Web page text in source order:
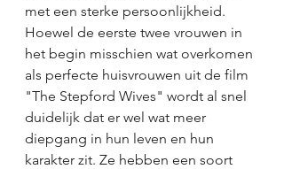
met een sterke persoonlijkheid.
Hoewel de eerste twee vrouwen in
het begin misschien wat overkomen
als perfecte huisvrouwen uit de film
"The Stepford Wives" wordt al snel
duidelijk dat er wel wat meer
diepgang in hun leven en hun
karakter zit. Ze hebben een soort